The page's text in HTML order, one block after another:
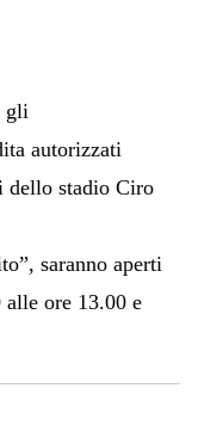
gli
autorizzati
dello stadio Ciro
saranno aperti
ore 13.00 e